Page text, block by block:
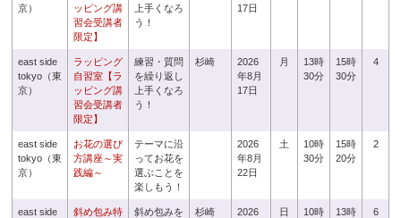
京）
ッピング講
習会受講者
限定】
上手くなろ
う！
17日
east side
tokyo（東
京）
ラッピング
自習室【ラ
ッピング講
習会受講者
限定】
練習・質問
を繰り返し
上手くなろ
う！
杉崎
2026
年8月
17日
月
13時
30分
15時
30分
4
east side
tokyo（東
京）
お花の選び
方講座～実
践編～
テーマに沿
ってお花を
選ぶことを
楽しもう！
2026
年8月
22日
土
10時
30分
15時
20分
2
east side
斜め包み特
斜め包みを
杉崎
2026
日
10時
13時
6